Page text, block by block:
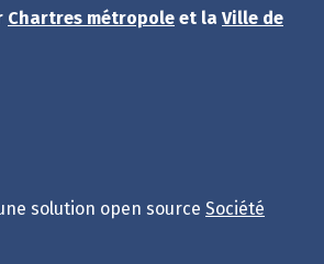
Chartres métropole et la Ville de
solution open source Société